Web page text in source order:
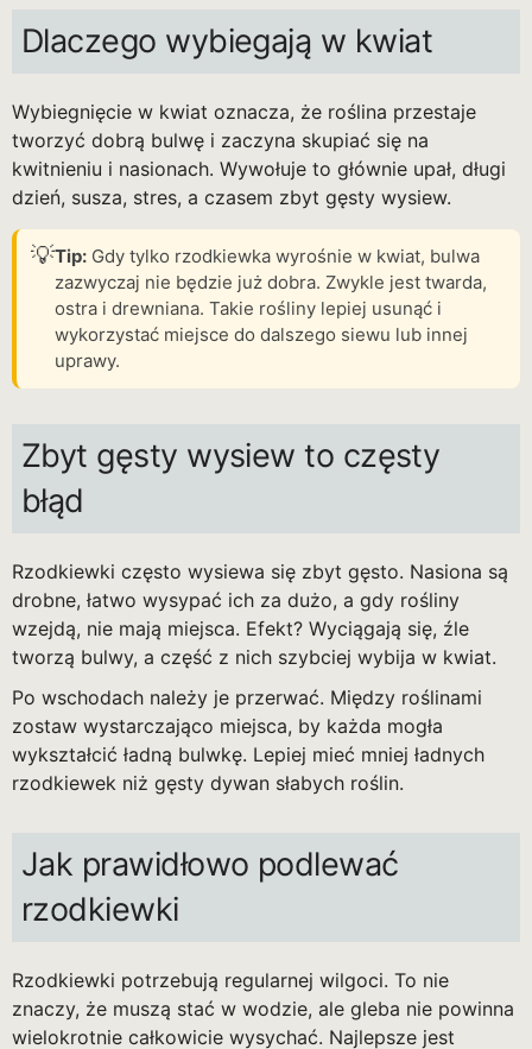
Dlaczego wybiegają w kwiat
Wybiegnięcie w kwiat oznacza, że roślina przestaje
tworzyć dobrą bulwę i zaczyna skupiać się na
kwitnieniu i nasionach. Wywołuje to głównie upał, długi
dzień, susza, stres, a czasem zbyt gęsty wysiew.
💡Tip: Gdy tylko rzodkiewka wyrośnie w kwiat, bulwa
zazwyczaj nie będzie już dobra. Zwykle jest twarda,
ostra i drewniana. Takie rośliny lepiej usunąć i
wykorzystać miejsce do dalszego siewu lub innej
uprawy.
Zbyt gęsty wysiew to częsty
błąd
Rzodkiewki często wysiewa się zbyt gęsto. Nasiona są
drobne, łatwo wysypać ich za dużo, a gdy rośliny
wzejdą, nie mają miejsca. Efekt? Wyciągają się, źle
tworzą bulwy, a część z nich szybciej wybija w kwiat.
Po wschodach należy je przerwać. Między roślinami
zostaw wystarczająco miejsca, by każda mogła
wykształcić ładną bulwkę. Lepiej mieć mniej ładnych
rzodkiewek niż gęsty dywan słabych roślin.
Jak prawidłowo podlewać
rzodkiewki
Rzodkiewki potrzebują regularnej wilgoci. To nie
znaczy, że muszą stać w wodzie, ale gleba nie powinna
wielokrotnie całkowicie wysychać. Najlepsze jest